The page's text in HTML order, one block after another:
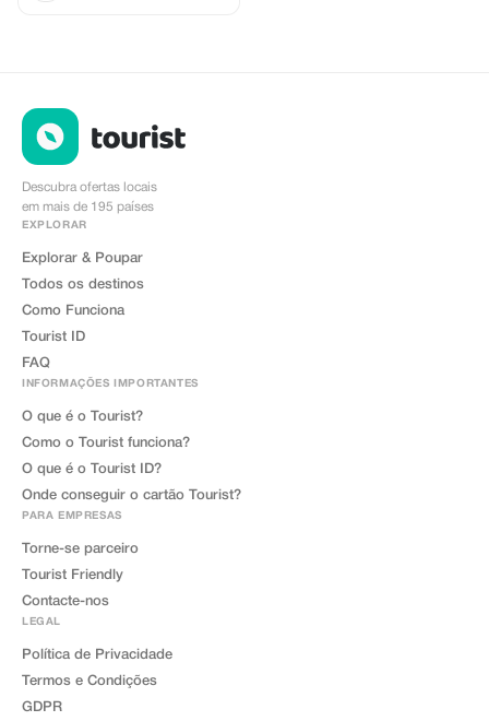
Descubra ofertas locais
em mais de 195 países
EXPLORAR
Explorar & Poupar
Todos os destinos
Como Funciona
Tourist ID
FAQ
INFORMAÇÕES IMPORTANTES
O que é o Tourist?
Como o Tourist funciona?
O que é o Tourist ID?
Onde conseguir o cartão Tourist?
PARA EMPRESAS
Torne-se parceiro
Tourist Friendly
Contacte-nos
LEGAL
Política de Privacidade
Termos e Condições
GDPR